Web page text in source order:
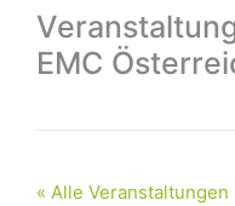
EMC
« Alle Veranstaltungen